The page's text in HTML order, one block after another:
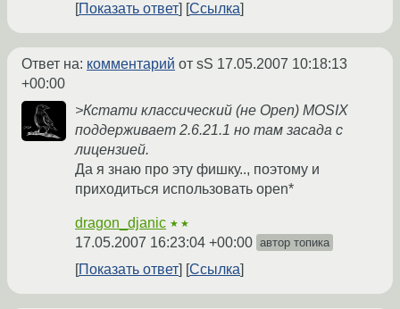
Показать ответ
Ссылка
Ответ на: комментарий от sS 17.05.2007 10:18:13
+00:00
>Кстати классический (не Open) MOSIX
поддерживает 2.6.21.1 но там засада с
лицензией.
Да я знаю про эту фишку.., поэтому и
приходиться использовать open*
dragon_djanic ★★
17.05.2007 16:23:04 +00:00 автор топика
Показать ответ Ссылка